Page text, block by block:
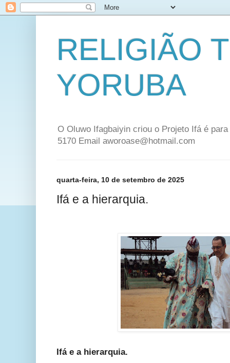
RELIGIÃO
YORUBA
O Oluwo Ifagbaiyin criou o Projeto Ifá é
5170 Email aworoase@hotmail.com
quarta-feira, 10 de setembro de 2025
Ifá e a hierarquia.
Ifá e a hierarquia.